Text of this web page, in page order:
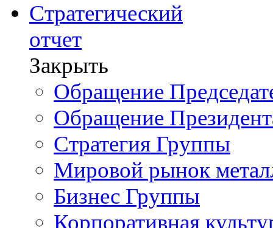
Стратегический
отчет
Закрыть
Обращение
Обращение
Стратегия Группы
Мировой рынок
Бизнес Группы
Корпоративная